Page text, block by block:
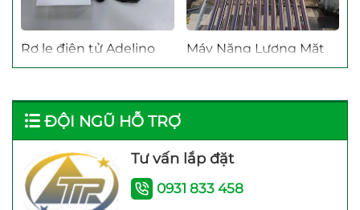
Rơ le điện tử Adelino
PS-01B Rơ le thông
Máy Năng Lượng Mặt
Trời Bình Minh 120 Lít
ĐỘI NGŨ HỖ TRỢ
Tư vấn lắp đặt
0931 833 458